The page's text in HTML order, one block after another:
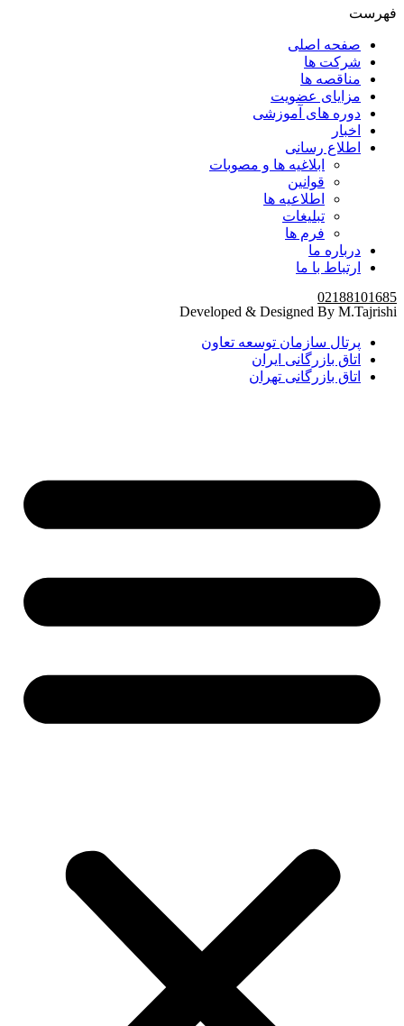
فهرست
صفحه اصلی
شرکت ها
مناقصه ها
مزایای عضویت
دوره های آموزشی
اخبار
اطلاع رسانی
ابلاغیه ها و مصوبات
قوانین
اطلاعیه ها
تبلیغات
فرم ها
درباره ما
ارتباط با ما
02188101685
Developed & Designed By M.Tajrishi
پرتال سازمان توسعه تعاون
اتاق بازرگانی ایران
اتاق بازرگانی تهران